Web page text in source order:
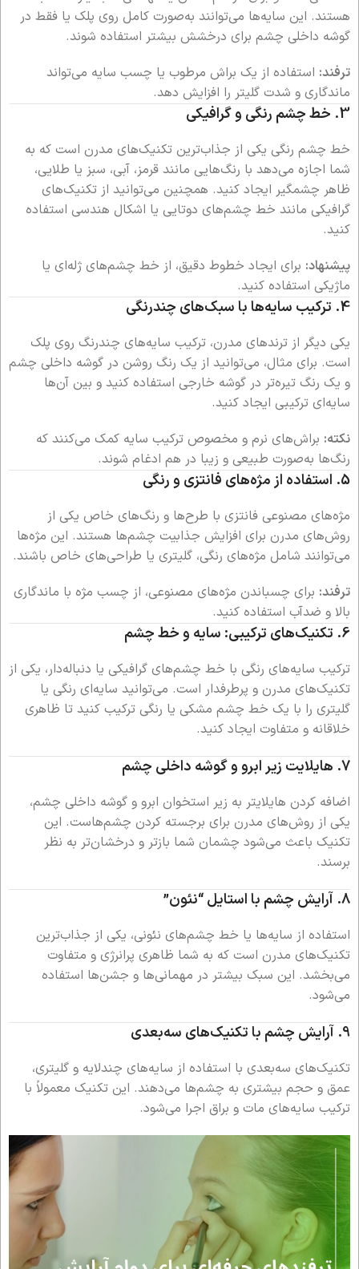
هستند. این سایه‌ها می‌توانند به‌صورت کامل روی پلک یا فقط در
گوشه داخلی چشم برای درخشش بیشتر استفاده شوند.
ترفند: استفاده از یک براش مرطوب یا چسب سایه می‌تواند
ماندگاری و شدت گلیتر را افزایش دهد.
3. خط چشم رنگی و گرافیکی
خط چشم رنگی یکی از جذاب‌ترین تکنیک‌های مدرن است که به
شما اجازه می‌دهد با رنگ‌هایی مانند قرمز، آبی، سبز یا طلایی،
ظاهر چشمگیر ایجاد کنید. همچنین می‌توانید از تکنیک‌های
گرافیکی مانند خط چشم‌های دوتایی یا اشکال هندسی استفاده
کنید.
پیشنهاد: برای ایجاد خطوط دقیق، از خط چشم‌های ژله‌ای یا
ماژیکی استفاده کنید.
4. ترکیب سایه‌ها با سبک‌های چندرنگی
یکی دیگر از ترندهای مدرن، ترکیب سایه‌های چندرنگ روی پلک
است. برای مثال، می‌توانید از یک رنگ روشن در گوشه داخلی چشم
و یک رنگ تیره‌تر در گوشه خارجی استفاده کنید و بین آن‌ها
سایه‌ای ترکیبی ایجاد کنید.
نکته: براش‌های نرم و مخصوص ترکیب سایه کمک می‌کنند که
رنگ‌ها به‌صورت طبیعی و زیبا در هم ادغام شوند.
5. استفاده از مژه‌های فانتزی و رنگی
مژه‌های مصنوعی فانتزی با طرح‌ها و رنگ‌های خاص یکی از
روش‌های مدرن برای افزایش جذابیت چشم‌ها هستند. این مژه‌ها
می‌توانند شامل مژه‌های رنگی، گلیتری یا طراحی‌های خاص باشند.
ترفند: برای چسباندن مژه‌های مصنوعی، از چسب مژه با ماندگاری
بالا و ضدآب استفاده کنید.
6. تکنیک‌های ترکیبی: سایه و خط چشم
ترکیب سایه‌های رنگی با خط چشم‌های گرافیکی یا دنباله‌دار، یکی از
تکنیک‌های مدرن و پرطرفدار است. می‌توانید سایه‌ای رنگی یا
گلیتری را با یک خط چشم مشکی یا رنگی ترکیب کنید تا ظاهری
خلاقانه و متفاوت ایجاد کنید.
7. هایلایت زیر ابرو و گوشه داخلی چشم
اضافه کردن هایلایتر به زیر استخوان ابرو و گوشه داخلی چشم،
یکی از روش‌های مدرن برای برجسته کردن چشم‌هاست. این
تکنیک باعث می‌شود چشمان شما بازتر و درخشان‌تر به نظر
برسند.
8. آرایش چشم با استایل “نئون”
استفاده از سایه‌ها یا خط چشم‌های نئونی، یکی از جذاب‌ترین
تکنیک‌های مدرن است که به شما ظاهری پرانرژی و متفاوت
می‌بخشد. این سبک بیشتر در مهمانی‌ها و جشن‌ها استفاده
می‌شود.
9. آرایش چشم با تکنیک‌های سه‌بعدی
تکنیک‌های سه‌بعدی با استفاده از سایه‌های چندلایه و گلیتری،
عمق و حجم بیشتری به چشم‌ها می‌دهند. این تکنیک معمولاً با
ترکیب سایه‌های مات و براق اجرا می‌شود.